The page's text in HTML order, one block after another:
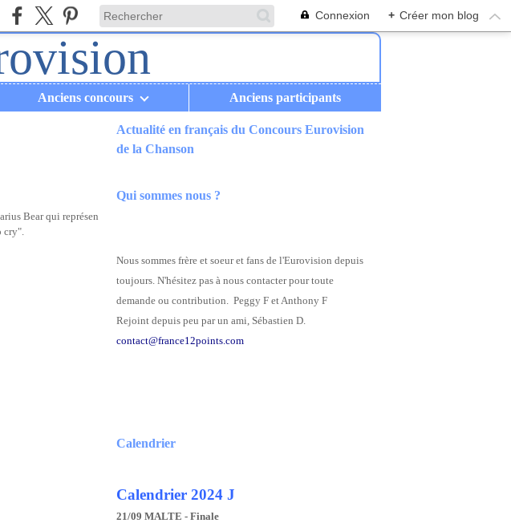
Connexion + Créer mon blog
Anciens concours Anciens participants
Bear qui représen
cry".
Actualité en français du Concours Eurovision
de la Chanson
Qui sommes nous ?
Nous sommes frère et soeur et fans de l'Eurovision depuis
toujours. N'hésitez pas à nous contacter pour toute
demande ou contribution. Peggy F et Anthony F
Rejoint depuis peu par un ami, Sébastien D.
contact@france12points.com
Calendrier
Calendrier 2024 J
21/09 MALTE - Finale